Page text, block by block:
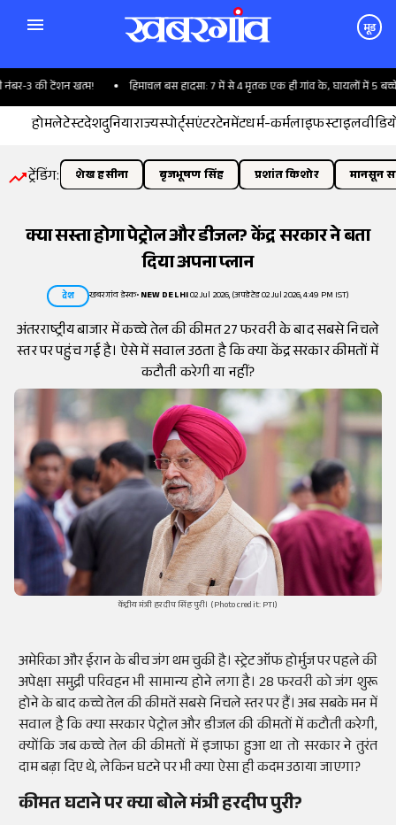
मूड
3 की टेंशन खत्म! हिमाचल बस हादसा: 7 में से 4 मृतक एक ही गांव के, घायलों में 5 बच्चे भी;
होमलेटेस्टदेशदुनियाराज्यस्पोर्ट्सएंटरटेनमेंटधर्म-कर्मलाइफस्टाइल
ट्रेंडिंग: शेख हसीना बृजभूषण सिंह प्रशांत किशोर मानसून
क्या सस्ता होगा पेट्रोल और डीजल? केंद्र सरकार ने बता
दिया अपना प्लान
देश खबरगांव डेस्क•NEW DELHI02 Jul 2026, (अपडेटेड 02 Jul 2026, 4:49 PM IST)
अंतरराष्ट्रीय बाजार में कच्चे तेल की कीमत 27 फरवरी के बाद सबसे निचले
स्तर पर पहुंच गई है। ऐसे में सवाल उठता है कि क्या केंद्र सरकार कीमतों में
कटौती करेगी या नहीं?
केंद्रीय मंत्री हरदीप सिंह पुरी। (Photo credit: PTI)
अमेरिका और ईरान के बीच जंग थम चुकी है। स्ट्रेट ऑफ होर्मुज पर पहले की
अपेक्षा समुद्री परिवहन भी सामान्य होने लगा है। 28 फरवरी को जंग शुरू
होने के बाद कच्चे तेल की कीमतें सबसे निचले स्तर पर हैं। अब सबके मन में
सवाल है कि क्या सरकार पेट्रोल और डीजल की कीमतों में कटौती करेगी,
क्योंकि जब कच्चे तेल की कीमतों में इजाफा हुआ था तो सरकार ने तुरंत
दाम बढ़ा दिए थे, लेकिन घटने पर भी क्या ऐसा ही कदम उठाया जाएगा?
कीमत घटाने पर क्या बोले मंत्री हरदीप पुरी?